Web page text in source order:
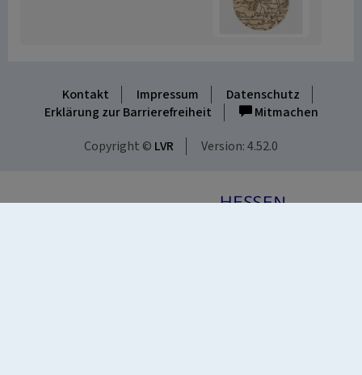
Kontakt Impressum
Datenschutz
Erklärung zur Barrierefreiheit
Mitmachen
Copyright © LVR Version: 4.52.0